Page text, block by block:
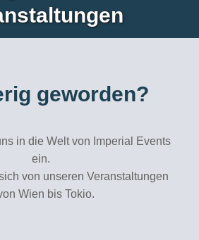
geworden?
in die Welt von Imperial Events
ein.
von unseren Veranstaltungen
Wien bis Tokio.